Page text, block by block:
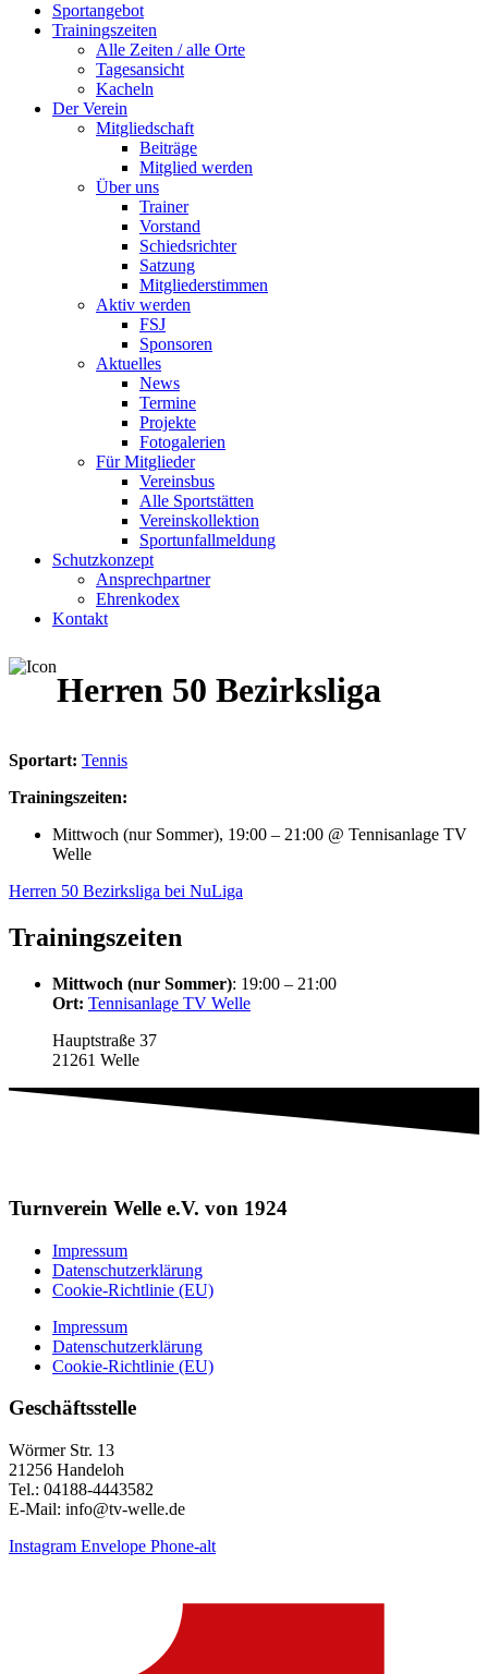
Sportangebot
Trainingszeiten
Alle Zeiten / alle Orte
Tagesansicht
Kacheln
Der Verein
Mitgliedschaft
Beiträge
Mitglied werden
Über uns
Trainer
Vorstand
Schiedsrichter
Satzung
Mitgliederstimmen
Aktiv werden
FSJ
Sponsoren
Aktuelles
News
Termine
Projekte
Fotogalerien
Für Mitglieder
Vereinsbus
Alle Sportstätten
Vereinskollektion
Sportunfallmeldung
Schutzkonzept
Ansprechpartner
Ehrenkodex
Kontakt
Herren 50 Bezirksliga
Sportart: Tennis
Trainingszeiten:
Mittwoch (nur Sommer), 19:00 – 21:00 @ Tennisanlage TV
Welle
Herren 50 Bezirksliga bei NuLiga
Trainingszeiten
Mittwoch (nur Sommer): 19:00 – 21:00
Ort: Tennisanlage TV Welle
Hauptstraße 37
21261 Welle
Turnverein Welle e.V. von 1924
Impressum
Datenschutzerklärung
Cookie-Richtlinie (EU)
Impressum
Datenschutzerklärung
Cookie-Richtlinie (EU)
Geschäftsstelle
Wörmer Str. 13
21256 Handeloh
Tel.: 04188-4443582
E-Mail: info@tv-welle.de
Instagram Envelope Phone-alt